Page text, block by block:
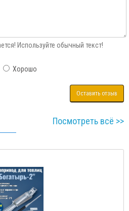
Используйте обычный текст!
Хорошо
Оставить отзыв
Посмотреть всё >>